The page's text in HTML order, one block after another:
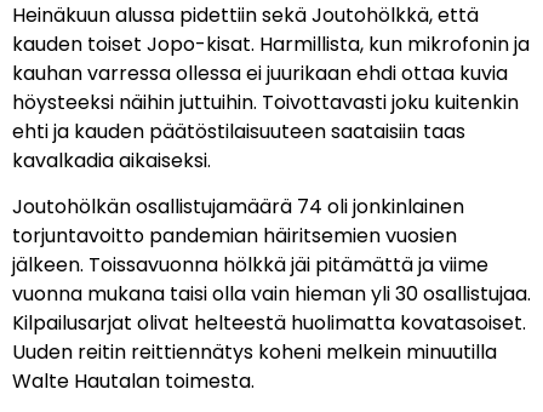
Heinäkuun alussa pidettiin sekä Joutohölkkä, että
kauden toiset Jopo-kisat. Harmillista, kun mikrofonin ja
kauhan varressa ollessa ei juurikaan ehdi ottaa kuvia
höysteeksi näihin juttuihin. Toivottavasti joku kuitenkin
ehti ja kauden päätöstilaisuuteen saataisiin taas
kavalkadia aikaiseksi.
Joutohölkän osallistujamäärä 74 oli jonkinlainen
torjuntavoitto pandemian häiritsemien vuosien
jälkeen. Toissavuonna hölkkä jäi pitämättä ja viime
vuonna mukana taisi olla vain hieman yli 30 osallistujaa.
Kilpailusarjat olivat helteestä huolimatta kovatasoiset.
Uuden reitin reittiennätys koheni melkein minuutilla
Walte Hautalan toimesta.